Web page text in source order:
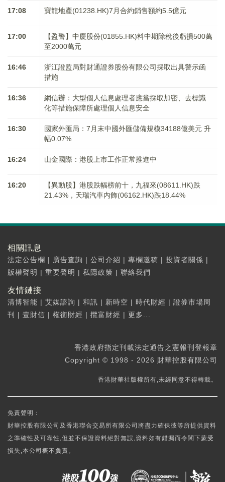
17:08 寶龍地產(01238.HK)7月合約銷售額約5.5億元
17:00
【盈警】中慶股份(01855.HK)料中期除稅後虧損500萬
至2000萬元
16:46
浙江證監局對財通證券股份有限公司採取出具警示函
措施
16:36
網信辦：大型個人信息處理者應當採取加密、去標識
化等措施保障所處理個人信息安全
16:30
國家外匯局：7月末中國外匯儲備規模34188億美元 升
幅0.07%
16:24 山金國際：港股上市工作正常推進中
16:20
【異動股】港股跌幅榜前十，九福來(08611.HK)跌
21.43%，天瑞汽車内飾(06162.HK)跌18.44%
相關訊息
法定公告欄 | 廣告查詢 | 公司介紹 | 專欄邀稿 | 投資者關係 |
版權聲明 | 重要聲明 | 私隱政策 | 聯絡我們
友情鏈接
清博智能 | 艾媒諮詢 | 和訊 | 新時空 | 時代財經 | 證券市場周
刊
| 壹財信 | 權衡財經 | 攬富財經 | 更多...
香港政府指定刊載法定通告之憲報刊登報章
Copyright © 1998 - 2026 財華控股有限公司
香港財華社版權所有,未經同意不得轉載。
免責聲明：
財華控股有限公司及香港聯合交易所有限公司將盡力確保彼等所提供資料
之準確性及可靠性,但並不保證資料絕對無誤,資料如有錯漏而令閣下蒙受
損失,本公司概不負責。